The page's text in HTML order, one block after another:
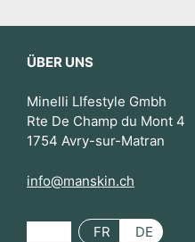
ÜBER UNS
Minelli LIfestyle Gmbh
Rte De Champ du Mont 4
1754 Avry-sur-Matran
info@manskin.ch
FR DE